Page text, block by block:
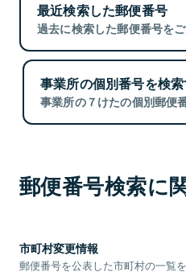
最近検索した郵便番号
過去に検索した郵便番号をご
事業所の個別番号を検
事業所の７けたの個別郵便
郵便番号検索に
市町村変更情報
郵便番号を公表した市町村の一覧